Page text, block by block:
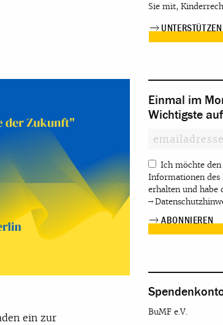
ein zur
Sie mit,
UNTERSTÜTZEN
Einmal im
Wichtigste
Ich möchte
Informationen des
erhalten und habe
BuMF e.V.